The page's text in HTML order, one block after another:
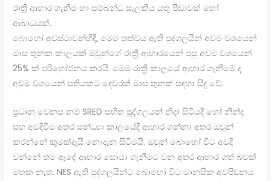
රාත්‍රී ආහාර ගැනීම හා සම්බන්ධ සැලකිය යුතු පීඩාවක් හෝ
ආබාධයක්.
බොහෝ අවස්ථාවන්හීදී, මෙම තත්වය ඇති පුද්ගලයින් අවම වශයෙන්
මාස තුනක කාලයක් ඔවුන්ගේ රාත්‍රී ආහාරයෙන් පසු අවම වශයෙන්
25% ක් පරිභෝජනය කරයි. මෙම රාත්‍රී කාලයේ ආහාර ගැනීමේ ද
අවම වශයෙන් සතියකට දෙවරක් මාස තුනක් සඳහා සිදු වේ.
ප්‍රධාන වෙනස නම් SRED සහිත පුද්ගලයන් නිදා සිටියදී හෝ නින්ද
සහ අවදිවීම අතර සන්ධ්‍යා කාලයේදී ආහාර ගන්නා අතර ඔවුන්
කරන්නේ කුමක්දැයි නොදැන සිටීමයි. ඔවුන් බොහෝ විට අවදි
වන්නේ තම ඇඳේ ආහාර සොයා ගැනීමට වන අතර ආහාර ගත් බවක්
මතක නැත. NES ඇති පුද්ගලයින්ට බොහෝ විට මානසික අවපීඩනය